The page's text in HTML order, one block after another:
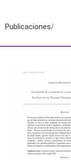
Publicaciones/